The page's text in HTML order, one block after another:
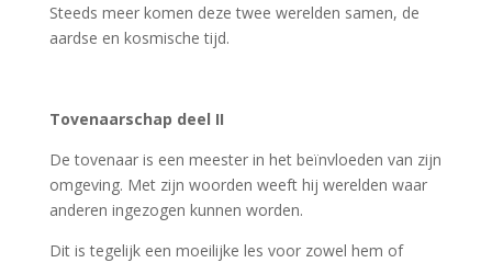
Steeds meer komen deze twee werelden samen, de
aardse en kosmische tijd.
Tovenaarschap deel II
De tovenaar is een meester in het beïnvloeden van zijn
omgeving. Met zijn woorden weeft hij werelden waar
anderen ingezogen kunnen worden.
Dit is tegelijk een moeilijke les voor zowel hem of